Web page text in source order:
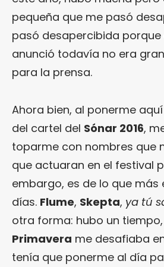
pequeña que me pasó
pasó desapercibida
anunció todavía no era
para la prensa.
Ahora bien, al ponerme
del cartel del Sónar 2016,
toparme con nombres que
que actuaran en el festival
embargo, es de lo que más
días. Flume, Skepta, ya tú
otra forma: hubo un tiempo,
Primavera me desafiaba
tenía que ponerme al día